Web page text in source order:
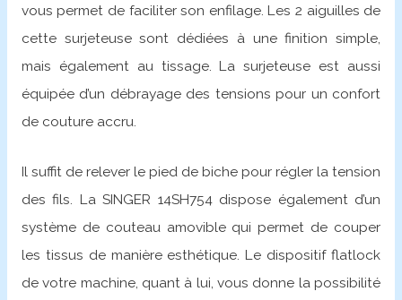
vous permet de faciliter son enfilage. Les 2 aiguilles de
cette surjeteuse sont dédiées à une finition simple,
mais également au tissage. La surjeteuse est aussi
équipée d’un débrayage des tensions pour un confort
de couture accru.
Il suffit de relever le pied de biche pour régler la tension
des fils. La SINGER 14SH754 dispose également d’un
système de couteau amovible qui permet de couper
les tissus de manière esthétique. Le dispositif flatlock
de votre machine, quant à lui, vous donne la possibilité